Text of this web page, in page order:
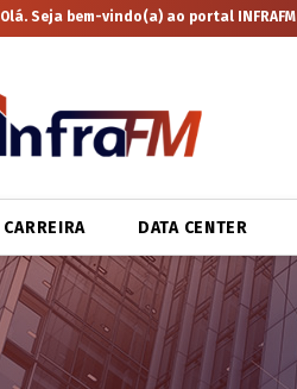
Olá. Seja bem-vindo(a) ao portal INFRAFM
CARREIRA DATA CENTER